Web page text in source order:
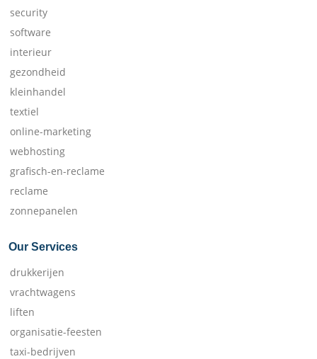
security
software
interieur
gezondheid
kleinhandel
textiel
online-marketing
webhosting
grafisch-en-reclame
reclame
zonnepanelen
Our Services
drukkerijen
vrachtwagens
liften
organisatie-feesten
taxi-bedrijven